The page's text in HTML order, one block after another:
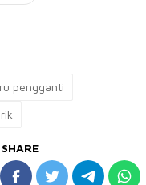
pengganti
SHARE